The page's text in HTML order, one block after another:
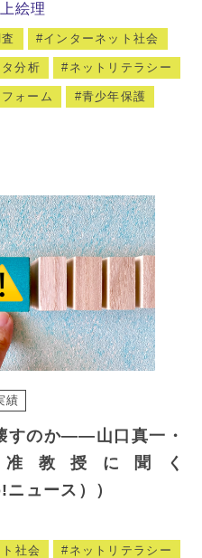
絵理
インターネット社会
分析 ネットリテラシー
ォーム 青少年保護
績
すのか――山口真一・
准教授に聞く
ュース））
社会 ネットリテラシー